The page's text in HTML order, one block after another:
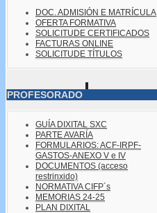
DOC. ADMISIÓN E MATRÍCULA
OFERTA FORMATIVA
SOLICITUDE CERTIFICADOS
FACTURAS ONLINE
SOLICITUDE TÍTULOS
PROFESORADO
GUÍA DIXITAL SXC
PARTE AVARÍA
FORMULARIOS: ACF-IRPF-
GASTOS-ANEXO V e IV
DOCUMENTOS (acceso
restrinxido)
NORMATIVA CIFP´s
MEMORIAS 24-25
PLAN DIXITAL